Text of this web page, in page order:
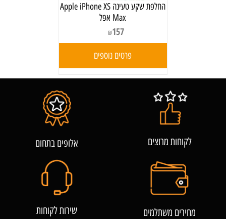
‏החלפת שקע טעינה Apple iPhone XS
Max אפל
₪157
פרטים נוספים
לקוחות מרוצים אלופים בתחום
מחירים משתלמים שירות לקוחות